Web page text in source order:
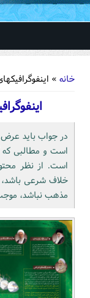
خانه »
در جواب باید
است و مطالبی
است. از نظر
خلاف شرعی
مذهب نباشد،